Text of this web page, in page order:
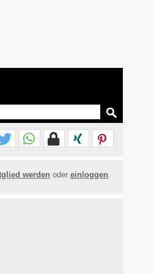
werden oder einloggen.